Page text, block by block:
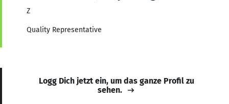
Z
Quality Representative
Logg Dich jetzt ein, um das ganze Profil zu
sehen.